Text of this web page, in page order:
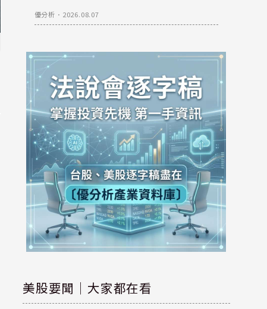
優分析 ． 2026.08.07
美股要聞｜大家都在看